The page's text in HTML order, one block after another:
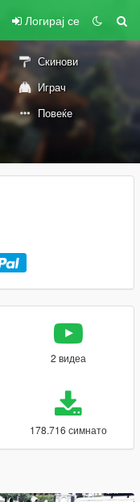
Логирај се
Скинови
Играч
Повеќе
2 видеа
178.716 симнато